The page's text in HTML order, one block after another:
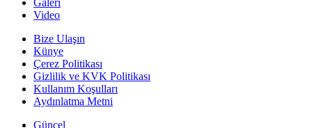
Video
Bize Ulaşın
Künye
Çerez Politikası
Gizlilik ve KVK Politikası
Kullanım Koşulları
Aydınlatma Metni
Güncel